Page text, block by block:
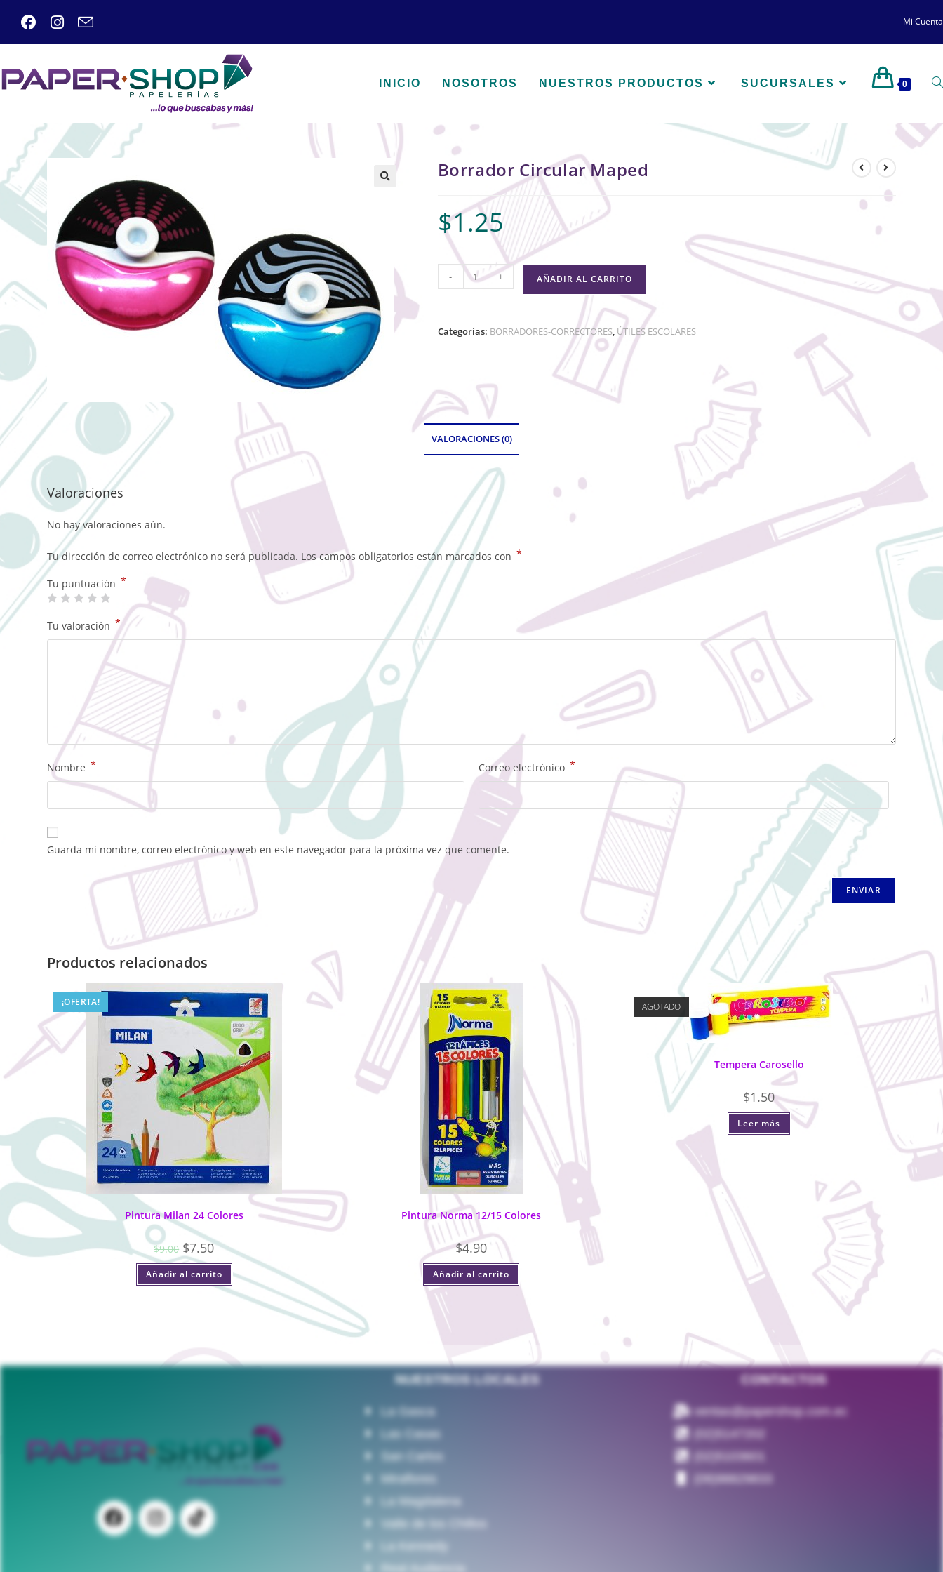
Mi Cuenta
INICIO NOSOTROS NUESTROS PRODUCTOS SUCURSALES 0
Borrador Circular Maped
$1.25
- + AÑADIR AL CARRITO
Categorías: BORRADORES-CORRECTORES, ÚTILES ESCOLARES
VALORACIONES (0)
Valoraciones
No hay valoraciones aún.
Tu dirección de correo electrónico no será publicada. Los campos obligatorios están marcados con *
Tu puntuación *
Tu valoración *
Nombre * Correo electrónico *
Guarda mi nombre, correo electrónico y web en este navegador para la próxima vez que comente.
Productos relacionados
¡OFERTA!
Pintura Milan 24 Colores
$9.00 $7.50
Añadir al carrito
Pintura Norma 12/15 Colores
$4.90
Añadir al carrito
AGOTADO
Tempera Carosello
$1.50
Leer más
NUESTROS LOCALES
La Gasca
Las Casas
San Carlos
Miraflores
La Magdalena
Valle de los Chillos
La Kennedy
Real Audiencia
CONTACTOS
ventas@papershop.com.ec
(02)5147202
(02)5103601
(09)98829833